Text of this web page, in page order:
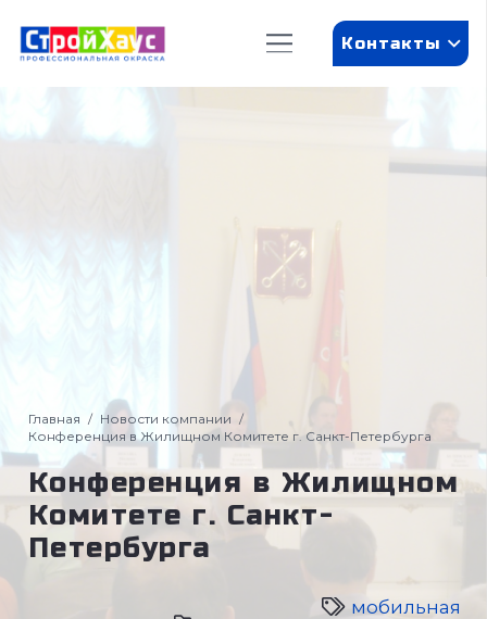
Контакты
Главная / Новости компании /
Конференция в Жилищном Комитете г. Санкт-Петербурга
Конференция в Жилищном
Комитете г. Санкт-
Петербурга
мобильная